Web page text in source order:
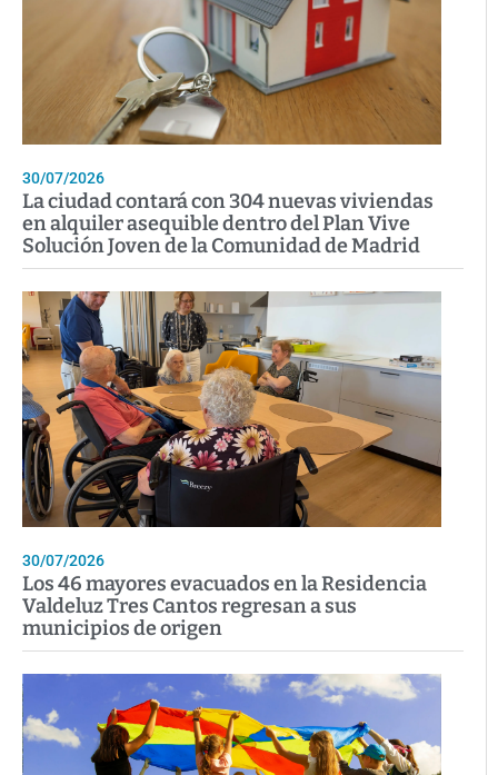
30/07/2026
La ciudad contará con 304 nuevas viviendas
en alquiler asequible dentro del Plan Vive
Solución Joven de la Comunidad de Madrid
30/07/2026
Los 46 mayores evacuados en la Residencia
Valdeluz Tres Cantos regresan a sus
municipios de origen